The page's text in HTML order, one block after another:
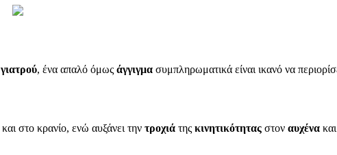
γιατρού, ένα απαλό όμως άγγιγμα συμπληρωματικά είναι ικανό να
και στο κρανίο, ενώ αυξάνει την τροχιά της κινητικότητας στον αυχένα